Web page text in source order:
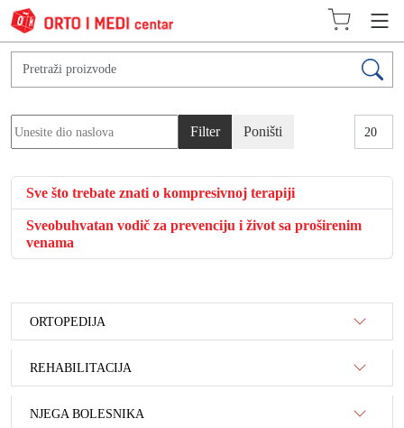
Filter Poništi
Sve što trebate znati o kompresivnoj terapiji
Sveobuhvatan vodič za prevenciju i život sa proširenim
venama
ORTOPEDIJA
REHABILITACIJA
NJEGA BOLESNIKA